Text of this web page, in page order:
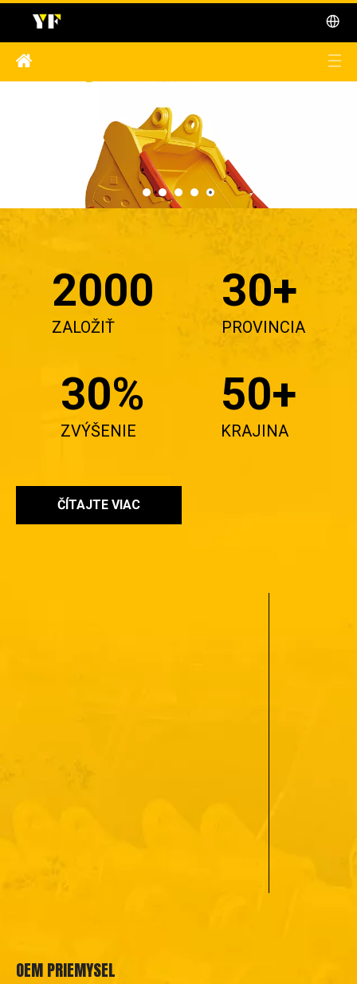
2000
ZALOŽIŤ
30+
PROVINCIA
30%
ZVÝŠENIE
50+
KRAJINA
ČÍTAJTE VIAC
OEM PRIEMYSEL